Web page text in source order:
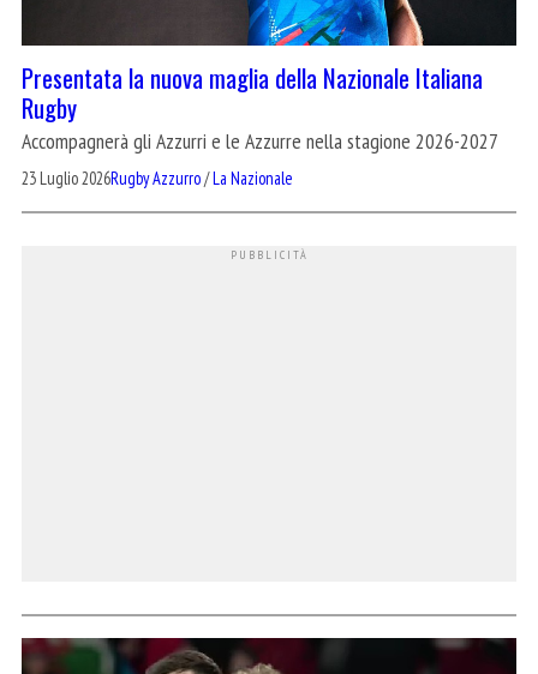
Presentata la nuova maglia della Nazionale Italiana
Rugby
Accompagnerà gli Azzurri e le Azzurre nella stagione 2026-2027
23 Luglio 2026Rugby Azzurro/La Nazionale